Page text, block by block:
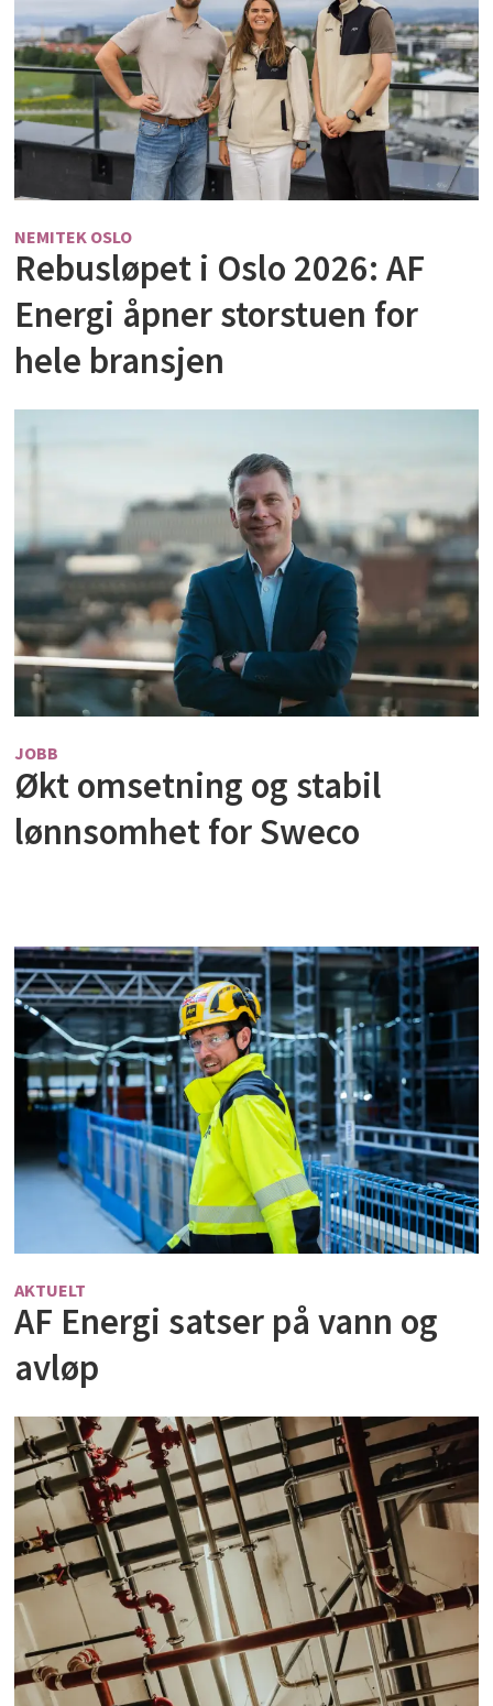
NEMITEK OSLO
Rebusløpet i Oslo 2026: AF
Energi åpner storstuen for
hele bransjen
JOBB
Økt omsetning og stabil
lønnsomhet for Sweco
AKTUELT
AF Energi satser på vann og
avløp